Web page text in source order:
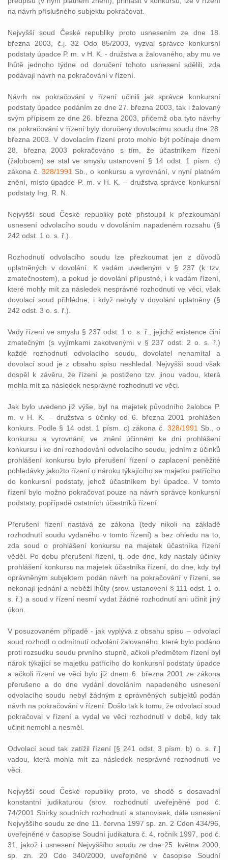
na návrh příslušného subjektu pokračovat.
Nejvyšší soud České republiky proto usnesením ze dne 18.
března 2003, č.j. 32 Odo 85/2003, vyzval správce konkursní
podstaty úpadce P. m. v H. K. - družstva a žalovaného, aby mu ve
lhůtě jednoho týdne od doručení tohoto usnesení sdělili, zda
podávají návrh na pokračování v řízení.
Návrh na pokračování v řízení učinili jak správce konkursní
podstaty úpadce podáním ze dne 27. března 2003, tak i žalovaný
svým přípisem ze dne 26. března 2003, přičemž oba tyto návrhy
na pokračování v řízení byly doručeny dovolacímu soudu dne 28.
března 2003. V dovolacím řízení proto mohlo být počínaje dnem
28. března 2003 pokračováno s tím, že účastníkem řízení
(žalobcem) se stal ve smyslu ustanovení § 14 odst. 1 písm. c)
zákona č.328/1991 Sb., o konkursu a vyrovnání, v nyní platném
znění, místo úpadce P. m. v H. K. – družstva správce konkursní
podstaty Ing. R. N.
Nejvyšší soud České republiky poté přistoupil k přezkoumání
usnesení odvolacího soudu v dovoláním napadeném rozsahu (§
242 odst. 1 o. s. ř.)..
Rozhodnutí odvolacího soudu lze přezkoumat jen z důvodů
uplatněných v dovolání. K vadám uvedeným v § 237 (k tzv.
zmatečnostem), a pokud je dovolání přípustné, i k vadám řízení,
které mohly mít za následek nesprávné rozhodnutí ve věci, však
dovolací soud přihlédne, i když nebyly v dovolání uplatněny (§
242 odst. 3 o. s. ř.).
Vady řízení ve smyslu § 237 odst. 1 o. s. ř., jejichž existence činí
zmatečným (s vyjímkami zakotvenými v § 237 odst. 2 o. s. ř.)
každé rozhodnutí odvolacího soudu, dovolatel nenamítal a
dovolací soud je z obsahu spisu neshledal. Nejvyšší soud však
dospěl k závěru, že řízení je postiženo tzv. jinou vadou, která
mohla mít za následek nesprávné rozhodnutí ve věci.
Jak bylo uvedeno již výše, byl na majetek původního žalobce P.
m. v H. K. – družstva s účinky od 6. března 2001 prohlášen
konkurs. Podle § 14 odst. 1 písm. c) zákona č. 328/1991 Sb., o
konkursu a vyrovnání, ve znění účinném ke dni prohlášení
konkursu i ke dni rozhodování odvolacího soudu, jedním z účinků
prohlášení konkursu bylo přerušení řízení o zaplacení peněžité
pohledávky jakožto řízení o nároku týkajícího se majetku patřícího
do konkursní podstaty, jehož účastníkem byl úpadce. V tomto
řízení bylo možno pokračovat pouze na návrh správce konkursní
podstaty, popřípadě ostatních účastníků řízení.
Přerušení řízení nastává ze zákona (tedy nikoli na základě
rozhodnutí soudu vydaného v tomto řízení) a bez ohledu na to,
zda soud o prohlášení konkursu na majetek účastníka řízení
věděl. Po dobu přerušení řízení, tj. ode dne, kdy nastaly účinky
prohlášení konkursu na majetek účastníka řízení, do dne, kdy byl
oprávněným subjektem podán návrh na pokračování v řízení, se
nekonají jednání a neběží lhůty (srov. ustanovení § 111 odst. 1 o.
s. ř.) a soud v řízení nesmí vydat žádné rozhodnutí ani učinit jiný
úkon.
V posuzovaném případě - jak vyplývá z obsahu spisu – odvolací
soud rozhodl o odmítnutí odvolání žalovaného, které bylo podáno
proti rozsudku soudu prvního stupně, ačkoli předmětem řízení byl
nárok týkající se majetku patřícího do konkursní podstaty úpadce
a ačkoli řízení ve věci bylo již dnem 6. března 2001 ze zákona
přerušeno a do dne vydání dovoláním napadeného usnesení
odvolacího soudu nebyl žádným z oprávněných subjektů podán
návrh na pokračování v řízení. Došlo tak k tomu, že odvolací soud
pokračoval v řízení a vydal ve věci rozhodnutí v době, kdy tak
učinit nemohl a nesměl.
Odvolací soud tak zatížil řízení [§ 241 odst. 3 písm. b) o. s. ř.]
vadou, která mohla mít za následek nesprávné rozhodnutí ve
věci.
Nejvyšší soud České republiky proto, ve shodě s dosavadní
konstantní judikaturou (srov. rozhodnutí uveřejněné pod č.
74/2001 Sbírky soudních rozhodnutí a stanovisek, dále usnesení
Nejvyššího soudu ze dne 11. června 1997 sp. zn. 2 Cdon 434/96,
uveřejněné v časopise Soudní judikatura č. 4, ročník 1997, pod č.
31, jakož i usnesení Nejvyššího soudu ze dne 25. května 2000,
sp. zn. 20 Cdo 340/2000, uveřejněné v časopise Soudní